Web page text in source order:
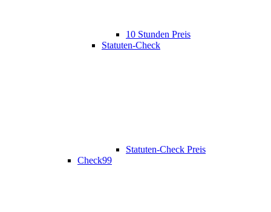
10 Stunden Preis
Statuten-Check
Statuten-Check Preis
Check99